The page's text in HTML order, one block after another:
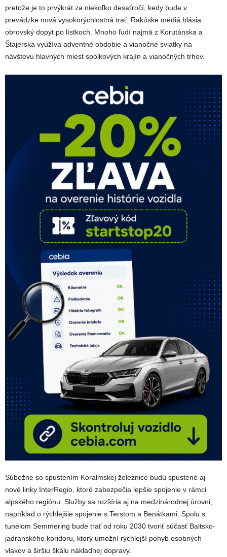
pretože je to prvýkrát za niekoľko desaťročí, kedy bude v
prevádzke nová vysokorýchlostná trať. Rakúske médiá hlásia
obrovský dopyt po lístkoch. Mnoho ľudí najmä z Korutánska a
Štajerska využíva adventné obdobie a vianočné sviatky na
návštevu hlavných miest spolkových krajín a vianočných trhov.
Súbežne so spustením Koralmskej železnice budú spustené aj
nové linky InterRegio, ktoré zabezpečia lepšie spojenie v rámci
alpského regiónu. Služby sa rozšíria aj na medzinárodnej úrovni,
napríklad o rýchlejšie spojenie s Terstom a Benátkami. Spolu s
tunelom Semmering bude trať od roku 2030 tvoriť súčasť Baltsko-
jadranského koridoru, ktorý umožní rýchlejší pohyb osobných
vlakov a širšiu škálu nákladnej dopravy.